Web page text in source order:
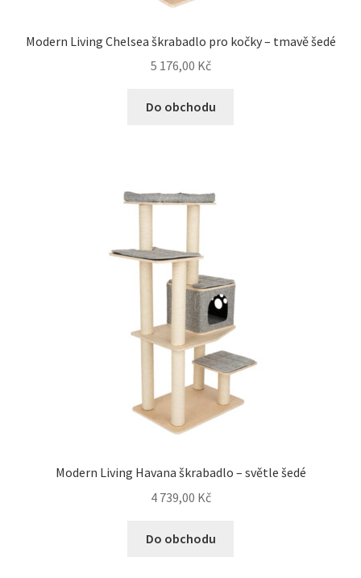
Modern Living Chelsea škrabadlo pro kočky – tmavě šedé
5 176,00 Kč
Do obchodu
Modern Living Havana škrabadlo – světle šedé
4 739,00 Kč
Do obchodu